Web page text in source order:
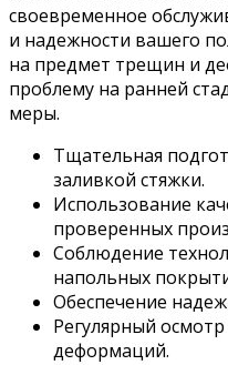
своевременное
и надежности вашего
на предмет трещин и
проблему на ранней
меры.
Тщательная
заливкой стяжки.
Использование
проверенных
Соблюдение
напольных
Обеспечение
Регулярный
деформаций.